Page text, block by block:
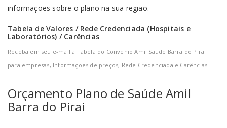
informações sobre o plano na sua região.
Tabela de Valores / Rede Credenciada (Hospitais e
Laboratórios) / Carências
Receba em seu e-mail a Tabela do Convenio Amil Saúde Barra do Pirai
para empresas, Informações de preços, Rede Credenciada e Carências.
Orçamento Plano de Saúde Amil
Barra do Pirai